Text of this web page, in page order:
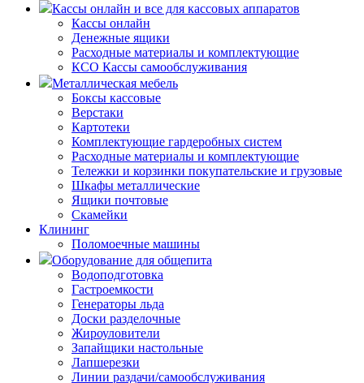
Кассы онлайн и все для кассовых аппаратов
Кассы онлайн
Денежные ящики
Расходные материалы и комплектующие
КСО Кассы самообслуживания
Металлическая мебель
Боксы кассовые
Верстаки
Картотеки
Комплектующие гардеробных систем
Расходные материалы и комплектующие
Тележки и корзинки покупательские и грузовые
Шкафы металлические
Ящики почтовые
Скамейки
Клининг
Поломоечные машины
Оборудование для общепита
Водоподготовка
Гастроемкости
Генераторы льда
Доски разделочные
Жироуловители
Запайщики настольные
Лапшерезки
Линии раздачи/самообслуживания